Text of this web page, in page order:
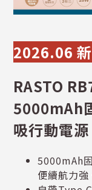
2026.06
RASTO
5000mAh
吸行動電源
5000mAh
便續航力強